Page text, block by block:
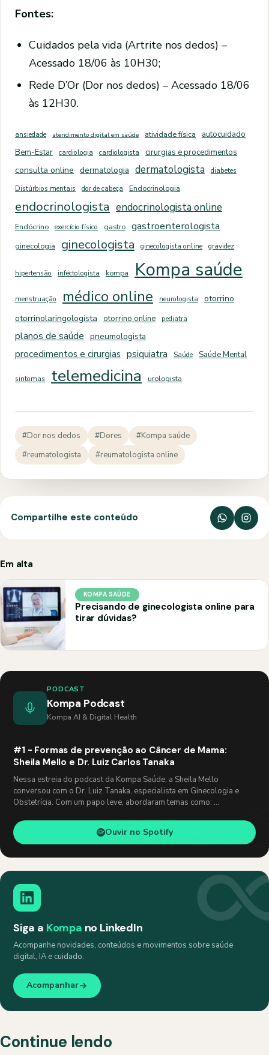
Fontes:
Cuidados pela vida (Artrite nos dedos) –
Acessado 18/06 às 10H30;
Rede D’Or (Dor nos dedos) – Acessado 18/06
às 12H30.
ansiedade atendimento digital em saúde atividade física
autocuidado
Bem-Estar
cardiologia cardiologista cirurgias e procedimentos
consulta online dermatologia dermatologista
diabetes
Distúrbios mentais
dor de cabeça Endocrinologia
endocrinologista endocrinologista online
Endócrino exercício físico gastro gastroenterologista
ginecologia ginecologista ginecologista online gravidez
hipertensão infectologista kompa Kompa saúde
menstruação médico online neurologista
otorrino
otorrinolaringologista
otorrino online pediatra
planos de saúde pneumologista
procedimentos e cirurgias psiquiatra Saúde Saúde Mental
sintomas telemedicina urologista
#Dor nos dedos #Dores
#Kompa saúde
#reumatologista
#reumatologista online
Compartilhe este conteúdo
Em alta
KOMPA SAÚDE
Precisando de ginecologista online para
tirar dúvidas?
PODCAST
Kompa Podcast
Kompa AI & Digital Health
#1 - Formas de prevenção ao Câncer de Mama:
Sheila Mello e Dr. Luiz Carlos Tanaka
Nessa estreia do podcast da Kompa Saúde, a Sheila Mello
conversou com o Dr. Luiz Tanaka, especialista em Ginecologia e
Obstetrícia. Com um papo leve, abordaram temas como: …
Ouvir no Spotify
Siga a Kompa no LinkedIn
Acompanhe novidades, conteúdos e movimentos sobre saúde
digital, IA e cuidado.
Acompanhar
Continue lendo